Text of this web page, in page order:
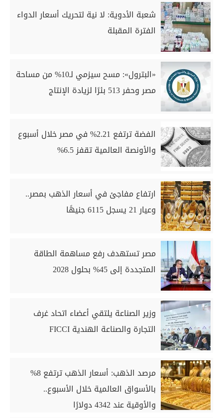
شعبة الأدوية: لا نية لتحريك أسعار الدواء
الفترة المقبلة
«البترول»: مسح سيزمي لـ10% من مساحة
مصر وحفر 513 بئرًا لزيادة الإنتاج
الفضة ترتفع 2.21% في مصر خلال أسبوع
والأونصة العالمية تقفز 6.5%
ارتفاع مفاجئ في أسعار الذهب بمصر..
وعيار 21 يسجل 6115 جنيهًا
مصر تستهدف رفع مساهمة الطاقة
المتجددة إلى 45% بحلول 2028
وزير الصناعة يلتقي أعضاء اتحاد غرف
التجارة والصناعة الهندية FICCI
مرصد الذهب: أسعار الذهب ترتفع 8%
بالأسواق العالمية خلال الأسبوع..
والأوقية عند 4342 دولارًا